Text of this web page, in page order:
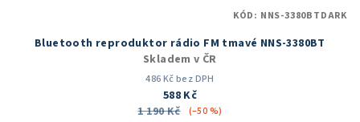
Bluetooth reproduktor rádio FM tmavé NNS-3380BT
Skladem v ČR
486 Kč bez DPH
588 Kč
1 190 Kč
(–50 %)
KÓD: NNS-3380BTDARK